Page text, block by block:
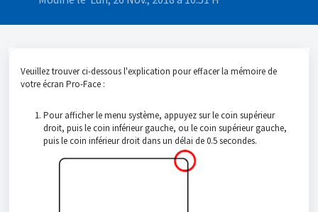
Veuillez trouver ci-dessous l'explication pour effacer la mémoire de
votre écran Pro-Face :
Pour afficher le menu système, appuyez sur le coin supérieur
droit, puis le coin inférieur gauche, ou le coin supérieur gauche,
puis le coin inférieur droit dans un délai de 0.5 secondes.